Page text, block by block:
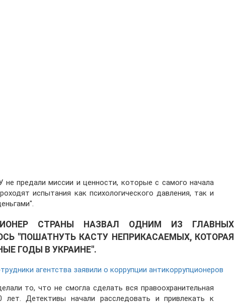
предали миссии и ценности, которые с самого начала
испытания как психологического давления, так и
СТРАНЫ НАЗВАЛ ОДНИМ ИЗ ГЛАВНЫХ
"ПОШАТНУТЬ КАСТУ НЕПРИКАСАЕМЫХ, КОТОРАЯ
ГОДЫ В УКРАИНЕ".
агентства заявили о коррупции антикоррупционеров
то, что не смогла сделать вся правоохранительная
Детективы начали расследовать и привлекать к